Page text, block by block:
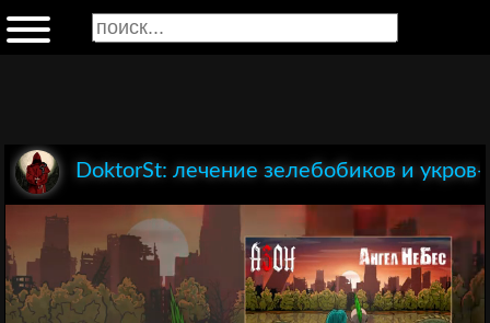
DoktorSt: лечение зелебобиков и укров-